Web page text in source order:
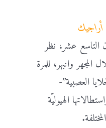
أراجيك
التاسع عشر، نظر
وانبهر، للمرة
العصبية”-
الهيوليّة